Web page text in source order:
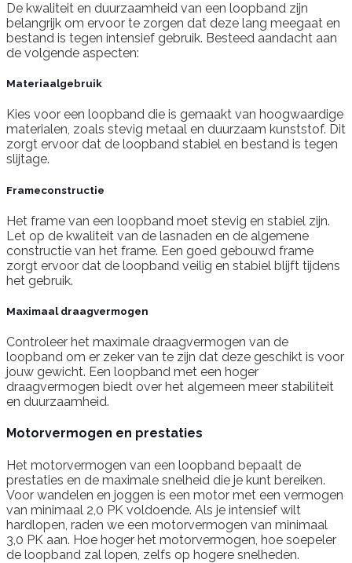
De kwaliteit en duurzaamheid van een loopband zijn
belangrijk om ervoor te zorgen dat deze lang meegaat en
bestand is tegen intensief gebruik. Besteed aandacht aan
de volgende aspecten:
Materiaalgebruik
Kies voor een loopband die is gemaakt van hoogwaardige
materialen, zoals stevig metaal en duurzaam kunststof. Dit
zorgt ervoor dat de loopband stabiel en bestand is tegen
slijtage.
Frameconstructie
Het frame van een loopband moet stevig en stabiel zijn.
Let op de kwaliteit van de lasnaden en de algemene
constructie van het frame. Een goed gebouwd frame
zorgt ervoor dat de loopband veilig en stabiel blijft tijdens
het gebruik.
Maximaal draagvermogen
Controleer het maximale draagvermogen van de
loopband om er zeker van te zijn dat deze geschikt is voor
jouw gewicht. Een loopband met een hoger
draagvermogen biedt over het algemeen meer stabiliteit
en duurzaamheid.
Motorvermogen en prestaties
Het motorvermogen van een loopband bepaalt de
prestaties en de maximale snelheid die je kunt bereiken.
Voor wandelen en joggen is een motor met een vermogen
van minimaal 2,0 PK voldoende. Als je intensief wilt
hardlopen, raden we een motorvermogen van minimaal
3,0 PK aan. Hoe hoger het motorvermogen, hoe soepeler
de loopband zal lopen, zelfs op hogere snelheden.